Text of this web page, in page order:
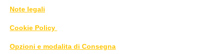
Note legali
Cookie Policy
Opzioni e modalita di Consegna